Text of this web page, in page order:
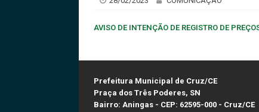
AVISO DE INTENÇÃO DE REGISTRO DE
Prefeitura Municipal de Cruz/CE
Praça dos Três Poderes, SN
Bairro: Aningas - CEP: 62595-000 - Cruz/CE